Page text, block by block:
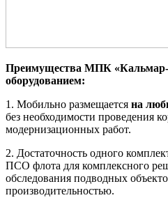
Преимущества МПК
оборудованием:
1. Мобильно размещается на
без необходимости проведения
модернизационных работ.
2. Достаточность одного
ПСО флота для комплексного
обследования подводных
производительностью.